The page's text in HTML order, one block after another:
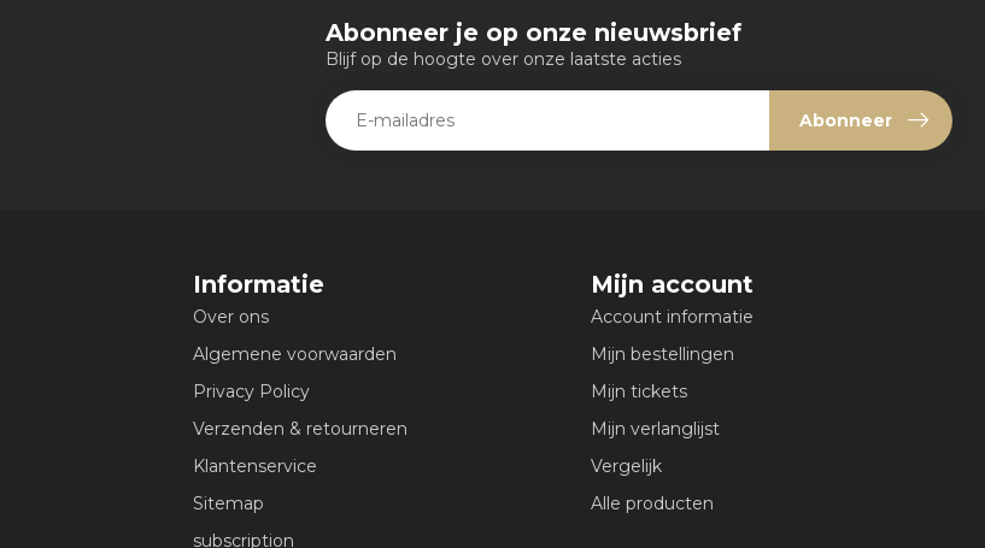
Abonneer je op onze nieuwsbrief
Blijf op de hoogte over onze laatste acties
Abonneer
Informatie
Over ons
Algemene voorwaarden
Privacy Policy
Verzenden & retourneren
Klantenservice
Sitemap
subscription
Mijn account
Account informatie
Mijn bestellingen
Mijn tickets
Mijn verlanglijst
Vergelijk
Alle producten